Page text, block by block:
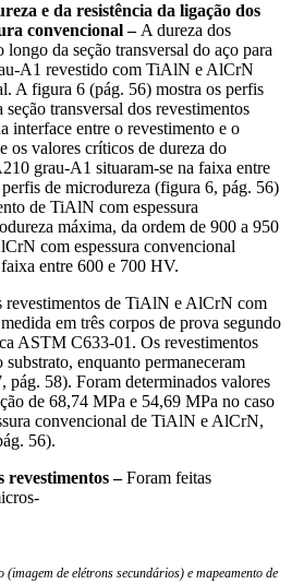
e da resistência da ligação dos
convencional – A dureza dos
da seção transversal do aço para
A1 revestido com TiAlN e AlCrN
A figura 6 (pág. 56) mostra os perfis
transversal dos revestimentos
interface entre o revestimento e o
os valores críticos de dureza do
grau-A1 situaram-se na faixa entre
de microdureza (figura 6, pág. 56)
de TiAlN com espessura
máxima, da ordem de 900 a 950
com espessura convencional
entre 600 e 700 HV.
revestimentos de TiAlN e AlCrN com
em três corpos de prova segundo
ASTM C633-01. Os revestimentos
enquanto permaneceram
pág. 58). Foram determinados valores
de 68,74 MPa e 54,69 MPa no caso
convencional de TiAlN e AlCrN,
56).
–Foram feitas
de elétrons secundários) e mapeamento de